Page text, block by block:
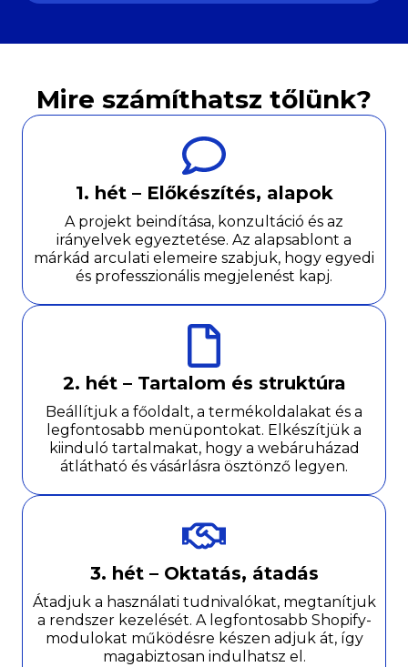
Mire számíthatsz tőlünk?
1. hét – Előkészítés, alapok
A projekt beindítása, konzultáció és az
irányelvek egyeztetése. Az alapsablont a
márkád arculati elemeire szabjuk, hogy egyedi
és professzionális megjelenést kapj.
2. hét – Tartalom és struktúra
Beállítjuk a főoldalt, a termékoldalakat és a
legfontosabb menüpontokat. Elkészítjük a
kiinduló tartalmakat, hogy a webáruházad
átlátható és vásárlásra ösztönző legyen.
3. hét – Oktatás, átadás
Átadjuk a használati tudnivalókat, megtanítjuk
a rendszer kezelését. A legfontosabb Shopify-
modulokat működésre készen adjuk át, így
magabiztosan indulhatsz el.